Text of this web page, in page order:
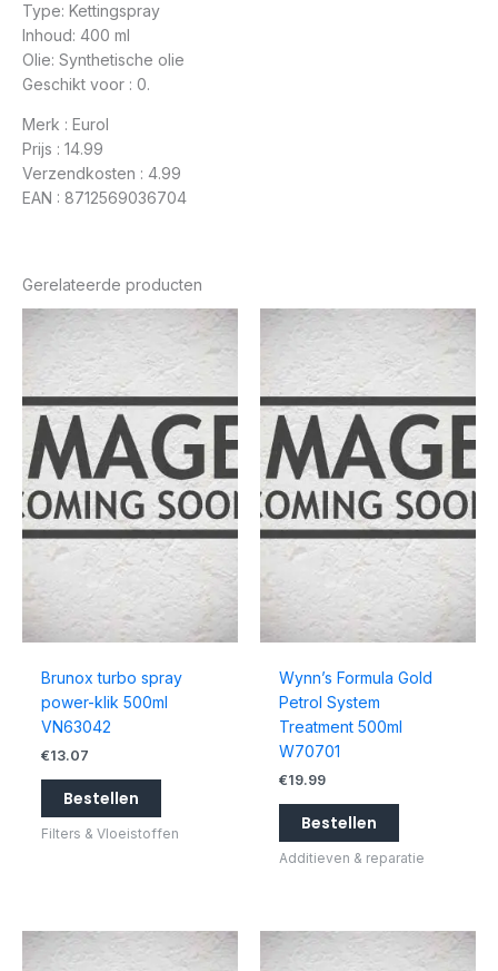
Type: Kettingspray
Inhoud: 400 ml
Olie: Synthetische olie
Geschikt voor : 0.
Merk : Eurol
Prijs : 14.99
Verzendkosten : 4.99
EAN : 8712569036704
Gerelateerde producten
Brunox turbo spray
power-klik 500ml
VN63042
€13.07
Bestellen
Filters & Vloeistoffen
Wynn’s Formula Gold
Petrol System
Treatment 500ml
W70701
€19.99
Bestellen
Additieven & reparatie